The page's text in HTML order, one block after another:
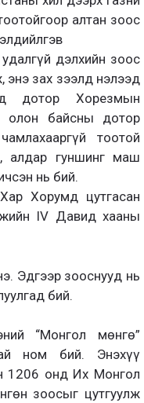
алтан зоос
дэлхийн зоос
энэ зах зээлд нэлээд
дотор Хорезмын
олон байсны дотор
тоотой
алдар гуншинг маш
нь бий.
Хорумд цутгасан
IV Давид хааны
Эдгээр зооснууд нь
бий.
“Монгол мөнгө”
ном бий. Энэхүү
1206 онд Их Монгол
зоосыг цутгуулж